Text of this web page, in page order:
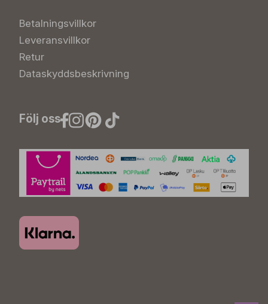
Betalningsvillkor
Leveransvillkor
Retur
Dataskyddsbeskrivning
Följ oss